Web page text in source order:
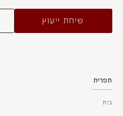
שיחת ייעוץ
תפרית
בית